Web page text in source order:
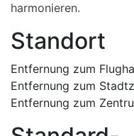
harmonieren.
Standort
Entfernung zum
Entfernung zum
Entfernung zum